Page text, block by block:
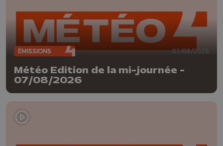
ÉMISSIONS 07/08/2026
Météo Edition de la mi-journée -
07/08/2026